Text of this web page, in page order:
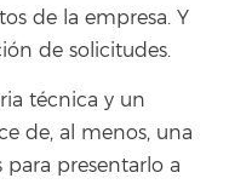
de la empresa. Y
de solicitudes.
técnica y un
de, al menos, una
presentarlo a